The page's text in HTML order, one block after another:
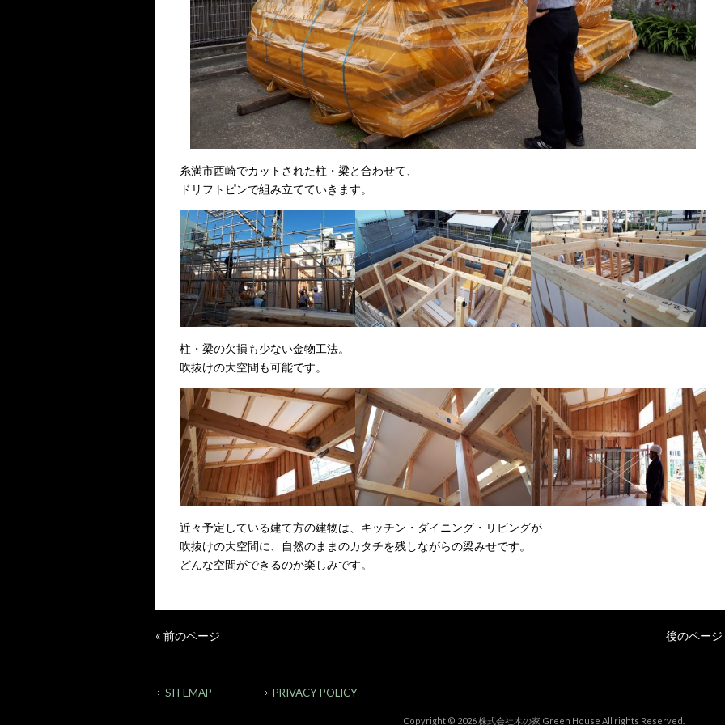
糸満市西崎でカットされた柱・梁と合わせて、
ドリフトピンで組み立てていきます。
柱・梁の欠損も少ない金物工法。
吹抜けの大空間も可能です。
近々予定している建て方の建物は、キッチン・ダイニング・リビングが
吹抜けの大空間に、自然のままのカタチを残しながらの梁みせです。
どんな空間ができるのか楽しみです。
« 前のページ 後のページ
SITEMAP PRIVACY POLICY
Copyright © 2026 株式会社木の家 Green House All rights Reserved.